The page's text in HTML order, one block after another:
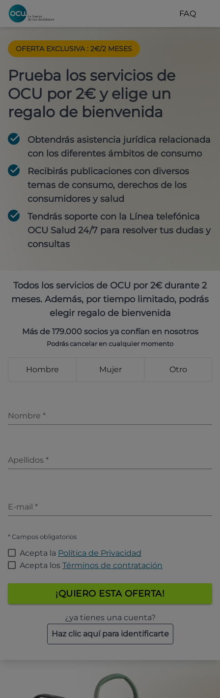
FAQ
OFERTA EXCLUSIVA : 2€/2 MESES
Prueba los servicios de
OCU por 2€ y elige un
regalo de bienvenida
Obtendrás asistencia jurídica relacionada
con los diferentes ámbitos de consumo
Recibirás publicaciones con diversos
temas de consumo, derechos de los
consumidores y salud
Tendrás soporte con la Línea telefónica
OCU Salud 24/7 para resolver tus dudas y
consultas
Todos los servicios de OCU por 2€ durante 2
meses. Además, por tiempo limitado, podrás
elegir regalo de bienvenida
Más de 179.000 socios ya confían en nosotros
Podrás cancelar en cualquier momento
Hombre Mujer Otro
Nombre *
Apellidos *
E-mail *
* Campos obligatorios
Acepta la Política de Privacidad
Acepta los Términos de contratación
¡QUIERO ESTA OFERTA!
¿ya tienes una cuenta?
Haz clic aquí para identificarte